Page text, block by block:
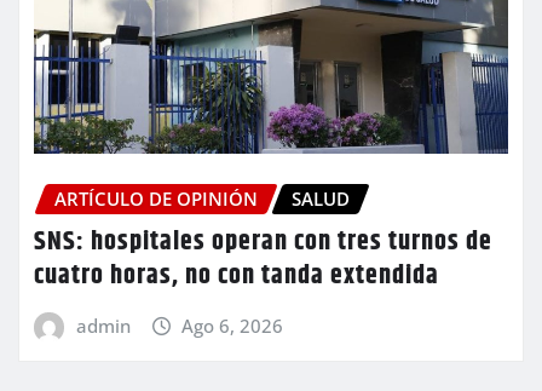
ARTÍCULO DE OPINIÓN SALUD
SNS: hospitales operan con tres turnos de
cuatro horas, no con tanda extendida
admin Ago 6, 2026